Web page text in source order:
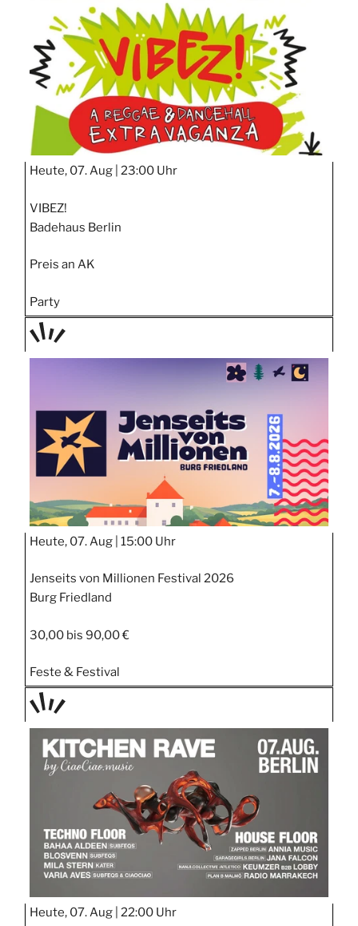
Heute, 07. Aug | 23:00 Uhr
VIBEZ!
Badehaus Berlin
Preis an AK
Party
TAGE
Heute, 07. Aug | 15:00 Uhr
Jenseits von Millionen Festival 2026
Burg Friedland
30,00 bis 90,00 €
Feste & Festival
TAGE
STIPP
Heute, 07. Aug | 22:00 Uhr